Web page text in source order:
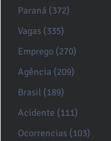
Paraná (372)
Vagas (335)
Emprego (270)
Agência (209)
Brasil (189)
Acidente (111)
Ocorrencias (103)